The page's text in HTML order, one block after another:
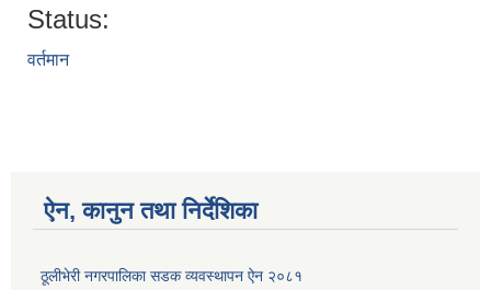
Status:
वर्तमान
ऐन, कानुन तथा निर्देशिका
ठूलीभेरी नगरपालिका सडक व्यवस्थापन ऐन २०८१